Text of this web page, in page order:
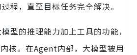
程，直至目标任务完全解决。
型的推理能力加上工具的功能，
核。在Agent内部，大模型被用